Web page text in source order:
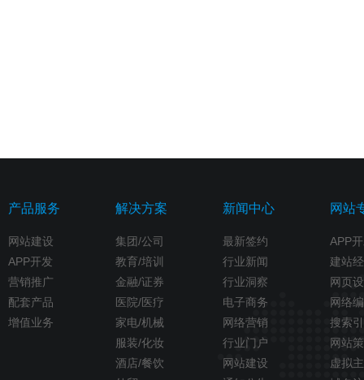
产品服务
网站建设
APP开发
营销推广
配套产品
增值业务
解决方案
集团/公司
教育/培训
金融/证券
医院/医疗
家电/机械
服装/化妆
酒店/餐饮
新闻中心
最新签约
行业新闻
行业洞察
电子商务
网络营销
行业门户
网站建设
网站
APP
建站
网页
网络
搜索
网站
虚拟